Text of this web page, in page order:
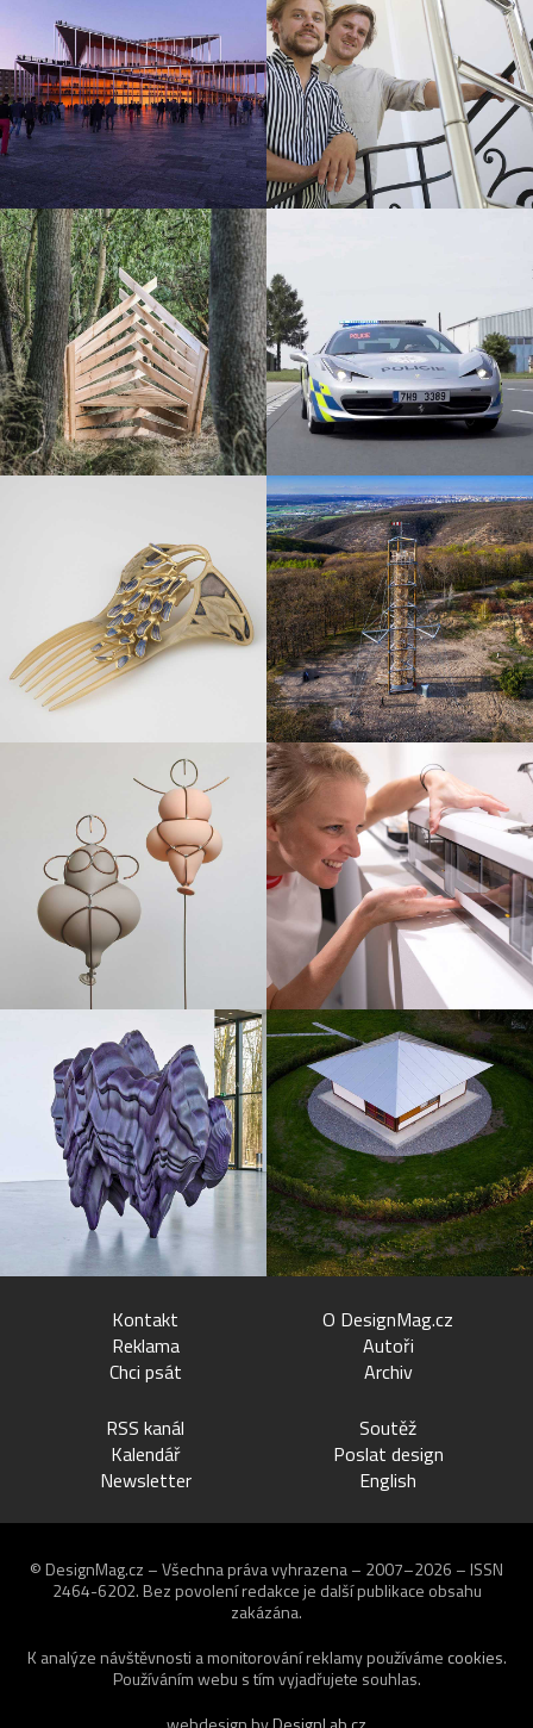
Kontakt
Reklama
Chci psát
O DesignMag.cz
Autoři
Archiv
RSS kanál
Kalendář
Newsletter
Soutěž
Poslat design
English
© DesignMag.cz – Všechna práva vyhrazena – 2007–2026 – ISSN
2464-6202. Bez povolení redakce je další publikace obsahu
zakázána.
K analýze návštěvnosti a monitorování reklamy používáme cookies.
Používáním webu s tím vyjadřujete souhlas.